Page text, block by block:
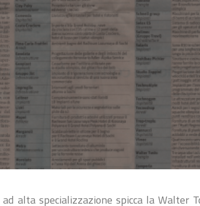
alta specializzazione spicca la Walter